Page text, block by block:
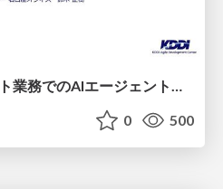
Atlassian Cloudサポート業務でのAIエージェント活用事例
0 500